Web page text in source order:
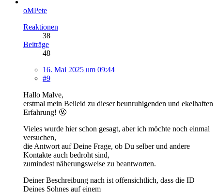
oMPete
Reaktionen
38
Beiträge
48
16. Mai 2025 um 09:44
#9
Hallo Malve,
erstmal mein Beileid zu dieser beunruhigenden und ekelhaften
Erfahrung! 🤬
Vieles wurde hier schon gesagt, aber ich möchte noch einmal
versuchen,
die Antwort auf Deine Frage, ob Du selber und andere
Kontakte auch bedroht sind,
zumindest näherungsweise zu beantworten.
Deiner Beschreibung nach ist offensichtlich, dass die ID
Deines Sohnes auf einem